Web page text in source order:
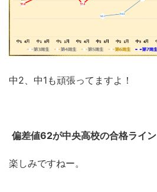
中2、中1も頑張ってますよ！
偏差値62が中央高校の合格ライン
楽しみですねー。